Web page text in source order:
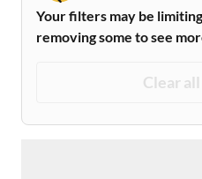
Your filters may be
removing some to see
Clear